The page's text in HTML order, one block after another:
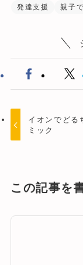
発達支援
親子
イオンでどる
ミック
この記事を